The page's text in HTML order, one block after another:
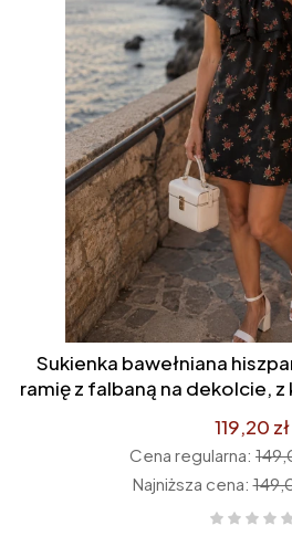
Sukienka bawełniana
ramię z falbaną na dekolcie, z
różowe
119,20 zł
Cena regularna:
Najniższa cena: